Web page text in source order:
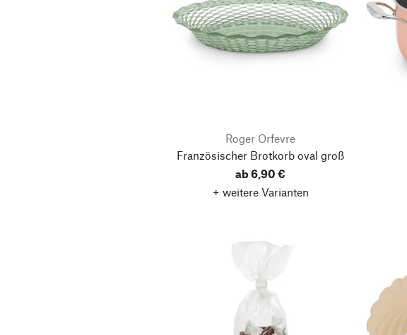
Roger Orfevre
Französischer Brotkorb oval groß
ab 6,90 €
+ weitere Varianten